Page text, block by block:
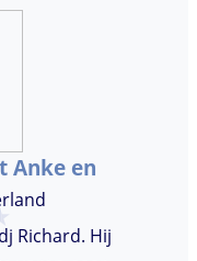
de
Anke en
Richard. Hij